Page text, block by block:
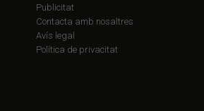
Publicitat
Contacta amb nosaltres
Avís legal
Política de privacitat